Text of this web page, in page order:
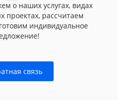
о наших услугах, видах
проектах, рассчитаем
индивидуальное
связь